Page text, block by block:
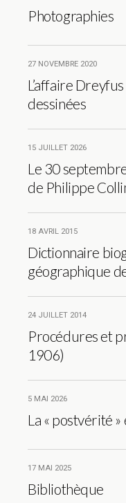
Photographies
27 NOVEMBRE 2020
L’affaire
dessinées
15 JUILLET 2026
Le 30
de Philippe
18 AVRIL 2015
Dictionnaire
géographique
24 JUILLET 2014
Procédures et
1906)
5 MAI 2026
La « postvérité
17 MAI 2025
Bibliothèque